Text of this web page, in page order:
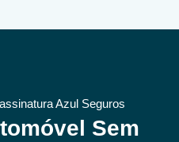
Azul Seguros
Sem